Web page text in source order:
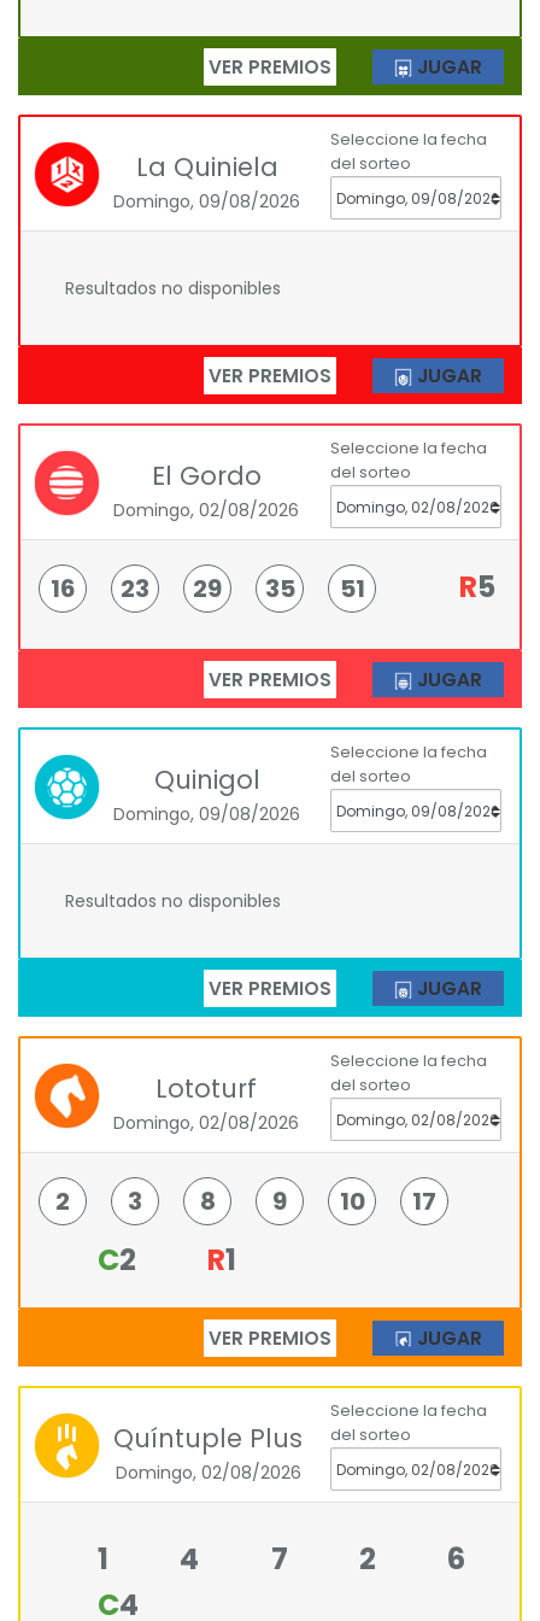
VER PREMIOS JUGAR
La Quiniela
Domingo, 09/08/2026
Seleccione la fecha
del sorteo
Resultados no disponibles
VER PREMIOS JUGAR
El Gordo
Domingo, 02/08/2026
Seleccione la fecha
del sorteo
16 23 29 35 51 R5
VER PREMIOS JUGAR
Quinigol
Domingo, 09/08/2026
Seleccione la fecha
del sorteo
Resultados no disponibles
VER PREMIOS JUGAR
Lototurf
Domingo, 02/08/2026
Seleccione la fecha
del sorteo
2 3 8 9 10 17
C2 R1
VER PREMIOS JUGAR
Quíntuple Plus
Domingo, 02/08/2026
Seleccione la fecha
del sorteo
1 4 7 2
6
C4